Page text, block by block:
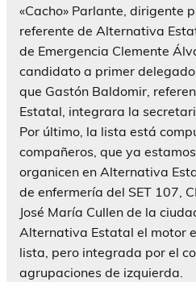
«Cacho» Parlante, dirigente
referente de Alternativa
de Emergencia Clemente
candidato a primer
que Gastón Baldomir,
Estatal, integrara la
Por último, la lista está
compañeros, que ya
organicen en Alternativa
de enfermería del SET 107,
José María Cullen de la
Alternativa Estatal el motor
lista, pero integrada por el
agrupaciones de izquierda.